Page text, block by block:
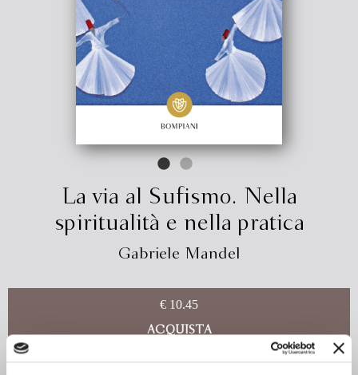
La via al Sufismo. Nella
spiritualità e nella pratica
Gabriele Mandel
€ 10.45
ACQUISTA